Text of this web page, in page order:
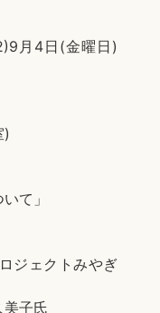
月4日(金曜日)
)
て」
ジェクトみやぎ
子氏